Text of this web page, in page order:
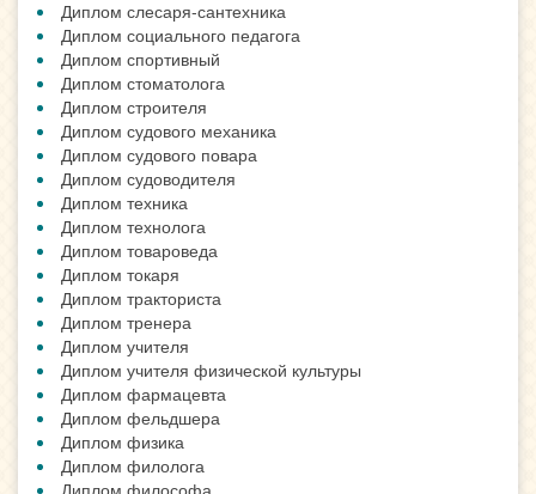
Диплом слесаря-сантехника
Диплом социального педагога
Диплом спортивный
Диплом стоматолога
Диплом строителя
Диплом судового механика
Диплом судового повара
Диплом судоводителя
Диплом техника
Диплом технолога
Диплом товароведа
Диплом токаря
Диплом тракториста
Диплом тренера
Диплом учителя
Диплом учителя физической культуры
Диплом фармацевта
Диплом фельдшера
Диплом физика
Диплом филолога